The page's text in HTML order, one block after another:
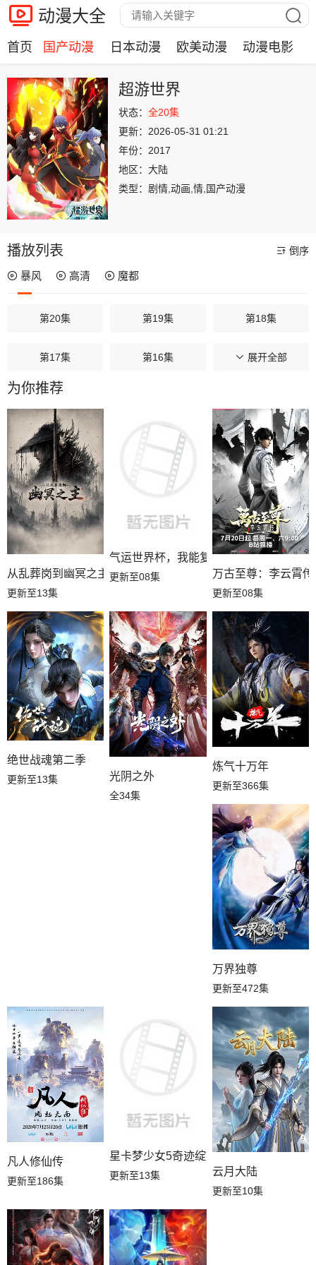
动漫大全
首页 国产动漫 日本动漫 欧美动漫 动漫电影
超游世界
状态： 全20集
更新： 2026-05-31 01:21
年份： 2017
地区： 大陆
类型： 剧情,动画,情,国产动漫
播放列表 倒序
暴风 高清 魔都
第20集 第19集 第18集
第17集 第16集 第15集
第14集
第11集 第09集
第08集 第07集 第06集
第05集 第04集 第03集
第02集 第01集
展开全部
为你推荐
从乱葬岗到幽冥之主
更新至13集
气运世界杯，我能复制所有球星技能
更新至08集 万古至尊：李云霄传
更新至08集
绝世战魂第二季
更新至13集 光阴之外
全34集
炼气十万年
更新至366集
万界独尊
更新至472集
凡人修仙传
更新至186集
星卡梦少女5奇迹绽放
更新至13集 云月大陆
更新至10集